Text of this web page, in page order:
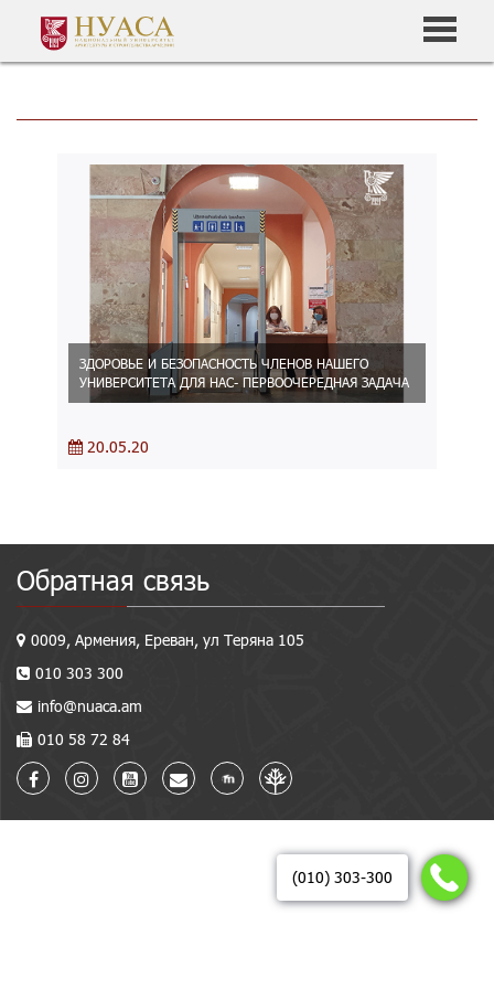
(010) 303-300
ЗДОРОВЬЕ И БЕЗОПАСНОСТЬ ЧЛЕНОВ НАШЕГО
УНИВЕРСИТЕТА ДЛЯ НАС- ПЕРВООЧЕРЕДНАЯ ЗАДАЧА
20.05.20
Обратная связь
0009, Армения, Ереван, ул Теряна 105
010 303 300
info@nuaca.am
010 58 72 84